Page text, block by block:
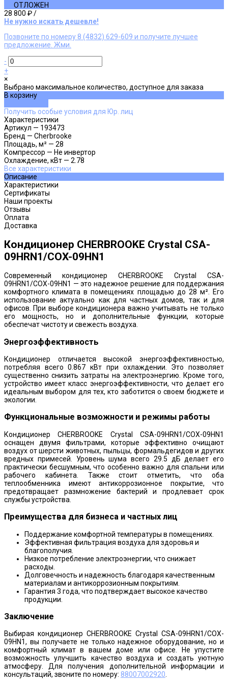
ОТЛОЖЕН
28 800 ₽/
Не нужно искать дешевле!
Позвоните по номеру 8 (4832) 629-609 и получите лучшее
предложение. Жми.
-
+
×
Выбрано максимальное количество, доступное для заказа
В корзину
Получить особые условия для Юр. лиц
Характеристики
Артикул — 193473
Бренд — Cherbrooke
Площадь, м² — 28
Компрессор — Не инвертор
Охлаждение, кВт — 2.78
Все характеристики
Описание
Характеристики
Сертификаты
Наши проекты
Отзывы
Оплата
Доставка
Кондиционер CHERBROOKE Crystal CSA-
09HRN1/COX-09HN1
Современный кондиционер CHERBROOKE Crystal CSA-
09HRN1/COX-09HN1 — это надежное решение для поддержания
комфортного климата в помещениях площадью до 28 м². Его
использование актуально как для частных домов, так и для
офисов. При выборе кондиционера важно учитывать не только
его мощность, но и дополнительные функции, которые
обеспечат чистоту и свежесть воздуха.
Энергоэффективность
Кондиционер отличается высокой энергоэффективностью,
потребляя всего 0.867 кВт при охлаждении. Это позволяет
существенно снизить затраты на электроэнергию. Кроме того,
устройство имеет класс энергоэффективности, что делает его
идеальным выбором для тех, кто заботится о своем бюджете и
экологии.
Функциональные возможности и режимы работы
Кондиционер CHERBROOKE Crystal CSA-09HRN1/COX-09HN1
оснащен двумя фильтрами, которые эффективно очищают
воздух от шерсти животных, пыльцы, формальдегидов и других
вредных примесей. Уровень шума всего 29.5 дБ делает его
практически бесшумным, что особенно важно для спальни или
рабочего кабинета. Также стоит отметить, что оба
теплообменника имеют антикоррозионное покрытие, что
предотвращает размножение бактерий и продлевает срок
службы устройства.
Преимущества для бизнеса и частных лиц
Поддержание комфортной температуры в помещениях.
Эффективная фильтрация воздуха для здоровья и
благополучия.
Низкое потребление электроэнергии, что снижает
расходы.
Долговечность и надежность благодаря качественным
материалам и антикоррозионным покрытиям.
Гарантия 3 года, что подтверждает высокое качество
продукции.
Заключение
Выбирая кондиционер CHERBROOKE Crystal CSA-09HRN1/COX-
09HN1, вы получаете не только надежное оборудование, но и
комфортный климат в вашем доме или офисе. Не упустите
возможность улучшить качество воздуха и создать уютную
атмосферу. Для получения дополнительной информации и
консультаций, звоните по номеру: 88007002920.